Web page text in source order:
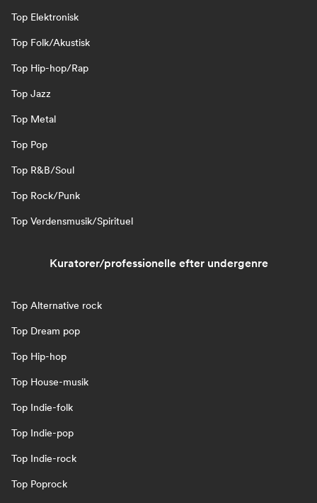
Top Elektronisk
Top Folk/Akustisk
Top Hip-hop/Rap
Top Jazz
Top Metal
Top Pop
Top R&B/Soul
Top Rock/Punk
Top Verdensmusik/Spirituel
Kuratorer/professionelle efter undergenre
Top Alternative rock
Top Dream pop
Top Hip-hop
Top House-musik
Top Indie-folk
Top Indie-pop
Top Indie-rock
Top Poprock